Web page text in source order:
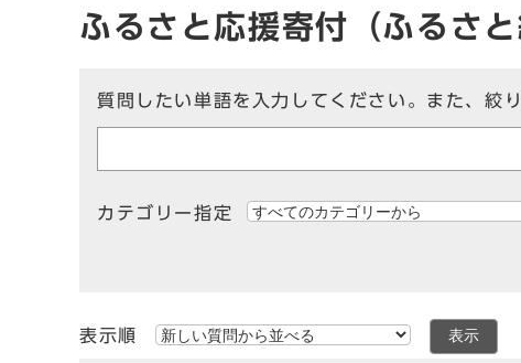
ふるさと応援寄付（ふるさ
質問したい単語を入力してください。また、絞
カテゴリー指定
表示順 表示